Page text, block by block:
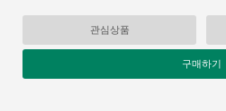
관심상품
구매하기